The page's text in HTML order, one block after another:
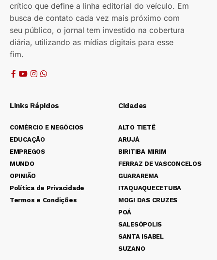
crítico que define a linha editorial do veículo. Em
busca de contato cada vez mais próximo com
seu público, o jornal tem investido na cobertura
diária, utilizando as mídias digitais para esse
fim.
Links Rápidos
COMÉRCIO E NEGÓCIOS
EDUCAÇÃO
EMPREGOS
MUNDO
OPINIÃO
Política de Privacidade
Termos e Condições
Cidades
ALTO TIETÊ
ARUJÁ
BIRITIBA MIRIM
FERRAZ DE VASCONCELOS
GUARAREMA
ITAQUAQUECETUBA
MOGI DAS CRUZES
POÁ
SALESÓPOLIS
SANTA ISABEL
SUZANO